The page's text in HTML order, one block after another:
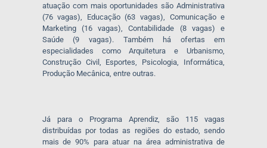
atuação com mais oportunidades são Administrativa
(76 vagas), Educação (63 vagas), Comunicação e
Marketing (16 vagas), Contabilidade (8 vagas) e
Saúde (9 vagas). Também há ofertas em
especialidades como Arquitetura e Urbanismo,
Construção Civil, Esportes, Psicologia, Informática,
Produção Mecânica, entre outras.
Já para o Programa Aprendiz, são 115 vagas
distribuídas por todas as regiões do estado, sendo
mais de 90% para atuar na área administrativa de